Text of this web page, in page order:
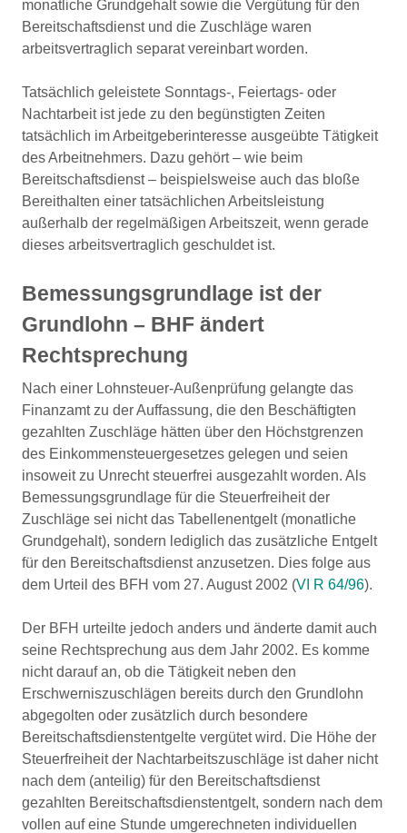
monatliche Grundgehalt sowie die Vergütung für den
Bereitschaftsdienst und die Zuschläge waren
arbeitsvertraglich separat vereinbart worden.
Tatsächlich geleistete Sonntags-, Feiertags- oder
Nachtarbeit ist jede zu den begünstigten Zeiten
tatsächlich im Arbeitgeberinteresse ausgeübte Tätigkeit
des Arbeitnehmers. Dazu gehört – wie beim
Bereitschaftsdienst – beispielsweise auch das bloße
Bereithalten einer tatsächlichen Arbeitsleistung
außerhalb der regelmäßigen Arbeitszeit, wenn gerade
dieses arbeitsvertraglich geschuldet ist.
Bemessungsgrundlage ist der
Grundlohn – BHF ändert
Rechtsprechung
Nach einer Lohnsteuer-Außenprüfung gelangte das
Finanzamt zu der Auffassung, die den Beschäftigten
gezahlten Zuschläge hätten über den Höchstgrenzen
des Einkommensteuergesetzes gelegen und seien
insoweit zu Unrecht steuerfrei ausgezahlt worden. Als
Bemessungsgrundlage für die Steuerfreiheit der
Zuschläge sei nicht das Tabellenentgelt (monatliche
Grundgehalt), sondern lediglich das zusätzliche Entgelt
für den Bereitschaftsdienst anzusetzen. Dies folge aus
dem Urteil des BFH vom 27. August 2002 (VI R 64/96).
Der BFH urteilte jedoch anders und änderte damit auch
seine Rechtsprechung aus dem Jahr 2002. Es komme
nicht darauf an, ob die Tätigkeit neben den
Erschwerniszuschlägen bereits durch den Grundlohn
abgegolten oder zusätzlich durch besondere
Bereitschaftsdienstentgelte vergütet wird. Die Höhe der
Steuerfreiheit der Nachtarbeitszuschläge ist daher nicht
nach dem (anteilig) für den Bereitschaftsdienst
gezahlten Bereitschaftsdienstentgelt, sondern nach dem
vollen auf eine Stunde umgerechneten individuellen